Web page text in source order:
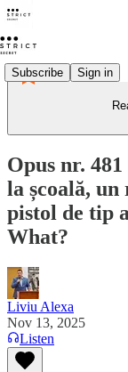
Subscribe Sign in
Opus nr.
la școală,
pistol de tip
What?
Liviu Alexa
Nov 13, 2025
Listen